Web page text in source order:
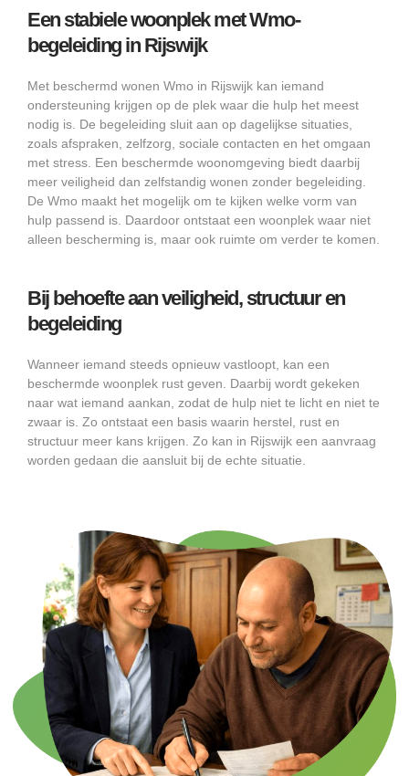
Een stabiele woonplek met Wmo-
begeleiding in Rijswijk
Met beschermd wonen Wmo in Rijswijk kan iemand
ondersteuning krijgen op de plek waar die hulp het meest
nodig is. De begeleiding sluit aan op dagelijkse situaties,
zoals afspraken, zelfzorg, sociale contacten en het omgaan
met stress. Een beschermde woonomgeving biedt daarbij
meer veiligheid dan zelfstandig wonen zonder begeleiding.
De Wmo maakt het mogelijk om te kijken welke vorm van
hulp passend is. Daardoor ontstaat een woonplek waar niet
alleen bescherming is, maar ook ruimte om verder te komen.
Bij behoefte aan veiligheid, structuur en
begeleiding
Wanneer iemand steeds opnieuw vastloopt, kan een
beschermde woonplek rust geven. Daarbij wordt gekeken
naar wat iemand aankan, zodat de hulp niet te licht en niet te
zwaar is. Zo ontstaat een basis waarin herstel, rust en
structuur meer kans krijgen. Zo kan in Rijswijk een aanvraag
worden gedaan die aansluit bij de echte situatie.